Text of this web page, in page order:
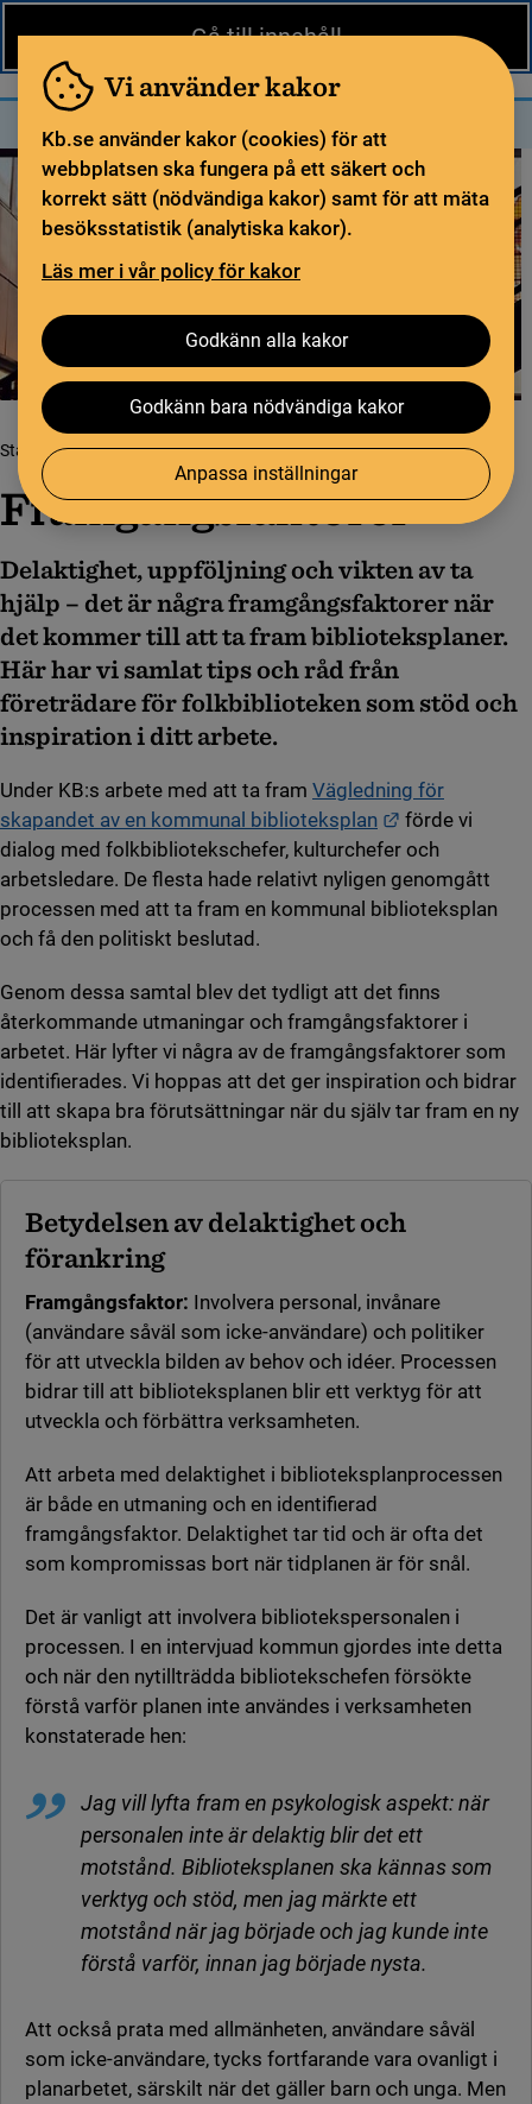
Gå till innehåll
Vi använder kakor
Kb.se använder kakor (cookies) för att
webbplatsen ska fungera på ett säkert och
korrekt sätt (nödvändiga kakor) samt för att mäta
besöksstatistik (analytiska kakor).
Läs mer i vår policy för kakor
Godkänn alla kakor
Godkänn bara nödvändiga kakor
Anpassa inställningar
StartsidaBiblioteksutvecklingBiblioteksplanerFramgångsfaktorer
Framgångsfaktorer
Delaktighet, uppföljning och vikten av ta
hjälp – det är några framgångsfaktorer när
det kommer till att ta fram biblioteksplaner.
Här har vi samlat tips och råd från
företrädare för folkbiblioteken som stöd och
inspiration i ditt arbete.
Under KB:s arbete med att ta fram Vägledning för
skapandet av en kommunal biblioteksplan
Länk till
förde vi
dialog med folkbibliotekschefer, kulturchefer och
arbetsledare. De flesta hade relativt nyligen genomgått
processen med att ta fram en kommunal biblioteksplan
och få den politiskt beslutad.
Genom dessa samtal blev det tydligt att det finns
återkommande utmaningar och framgångsfaktorer i
arbetet. Här lyfter vi några av de framgångsfaktorer som
identifierades. Vi hoppas att det ger inspiration och bidrar
till att skapa bra förutsättningar när du själv tar fram en ny
biblioteksplan.
Betydelsen av delaktighet och
förankring
Framgångsfaktor: Involvera personal, invånare
(användare såväl som icke-användare) och politiker
för att utveckla bilden av behov och idéer. Processen
bidrar till att biblioteksplanen blir ett verktyg för att
utveckla och förbättra verksamheten.
Att arbeta med delaktighet i biblioteksplanprocessen
är både en utmaning och en identifierad
framgångsfaktor. Delaktighet tar tid och är ofta det
som kompromissas bort när tidplanen är för snål.
Det är vanligt att involvera bibliotekspersonalen i
processen. I en intervjuad kommun gjordes inte detta
och när den nytillträdda bibliotekschefen försökte
förstå varför planen inte användes i verksamheten
konstaterade hen:
Jag vill lyfta fram en psykologisk aspekt: när
personalen inte är delaktig blir det ett
motstånd. Biblioteksplanen ska kännas som
verktyg och stöd, men jag märkte ett
motstånd när jag började och jag kunde inte
förstå varför, innan jag började nysta.
Att också prata med allmänheten, användare såväl
som icke-användare, tycks fortfarande vara ovanligt i
planarbetet, särskilt när det gäller barn och unga. Men